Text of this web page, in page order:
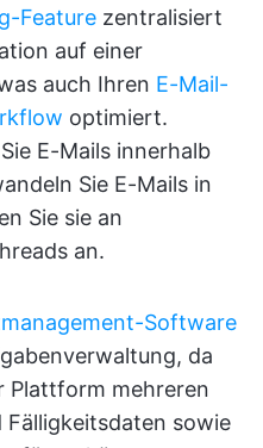
Feature zentralisiert
auf einer
auch Ihren E-Mail-
optimiert.
E-Mails innerhalb
Sie E-Mails in
Sie sie an
an.
Software
da
Plattform mehreren
sowie